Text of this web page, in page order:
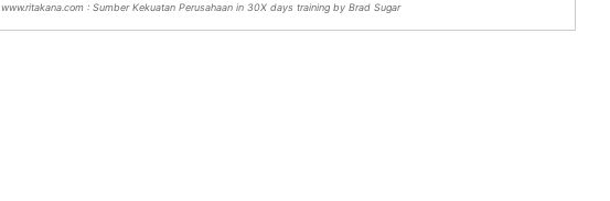
www.ritakana.com : Sumber Kekuatan Perusahaan in 30X days training by Brad Sugar